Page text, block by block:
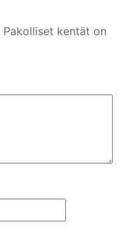
Pakolliset kentät on